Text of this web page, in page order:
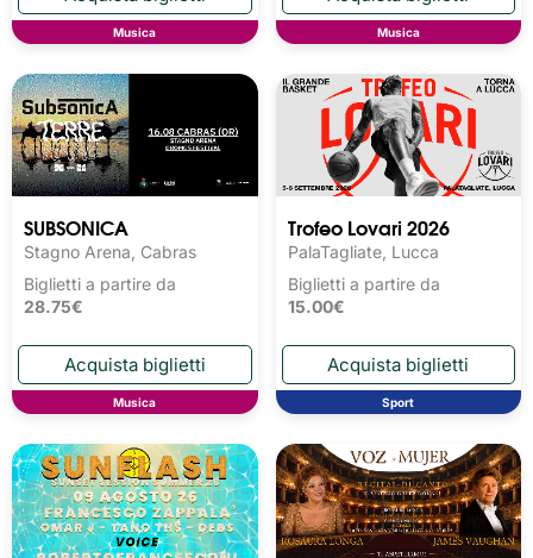
Musica Musica
SUBSONICA
Stagno Arena, Cabras
Biglietti a partire da
28.75€
Musica
Trofeo Lovari 2026
PalaTagliate, Lucca
Biglietti a partire da
15.00€
Sport